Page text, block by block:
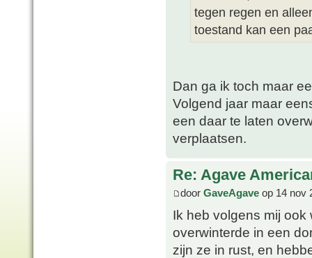
tegen regen en
toestand kan een
Dan ga ik toch maar
Volgend jaar maar
een daar te laten
verplaatsen.
Re: Agave
door GaveAgave op 14 nov
Ik heb volgens mij
overwinterde in een
zijn ze in rust, en